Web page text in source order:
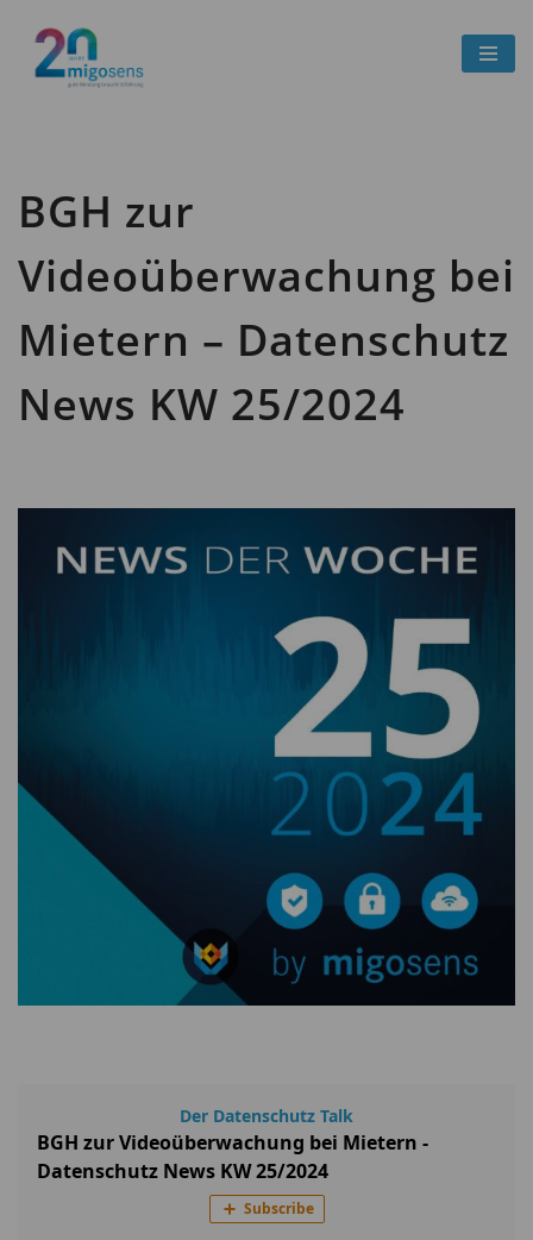
Zum
BGH zur
Videoüberwachung bei
Mietern – Datenschutz
News KW 25/2024